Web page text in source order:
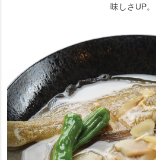
味しさUP。